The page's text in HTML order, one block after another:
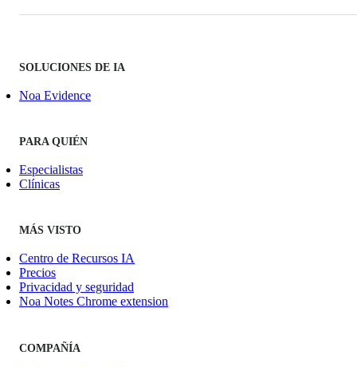
SOLUCIONES DE IA
Noa Evidence
PARA QUIÉN
Especialistas
Clínicas
MÁS VISTO
Centro de Recursos IA
Precios
Privacidad y seguridad
Noa Notes Chrome extension
COMPAÑÍA